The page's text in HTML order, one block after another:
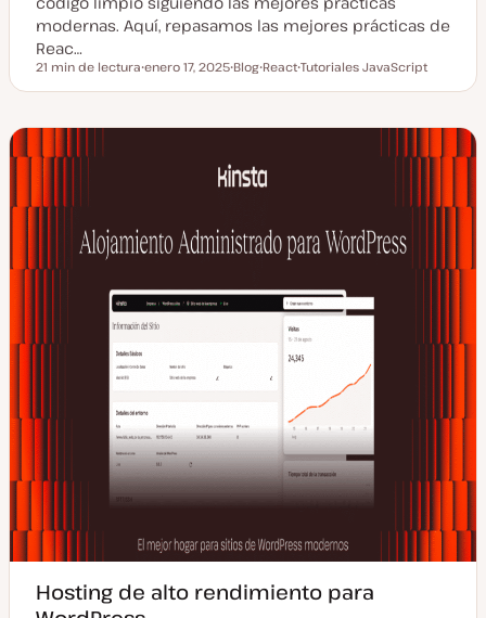
modernas. Aquí, repasamos las mejores prácticas de
Reac…
Tiempo de lectura
21 min de lectura
e
i
z
a
enero 17, 2025
i
p
o
s
Blog
e
React
e
Tutoriales JavaScript
Hosting de alto rendimiento para